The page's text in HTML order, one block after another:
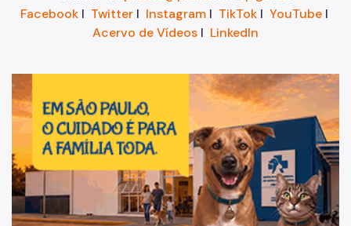
FacebookI TwitterI InstagramI TikTokI YouTubeI
Acervo de Vídeos I LinkedIn